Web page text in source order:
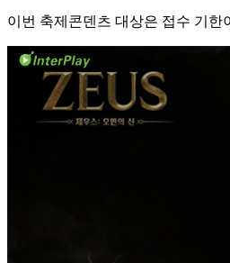
이번 축제콘덴츠 대상은 접수 기